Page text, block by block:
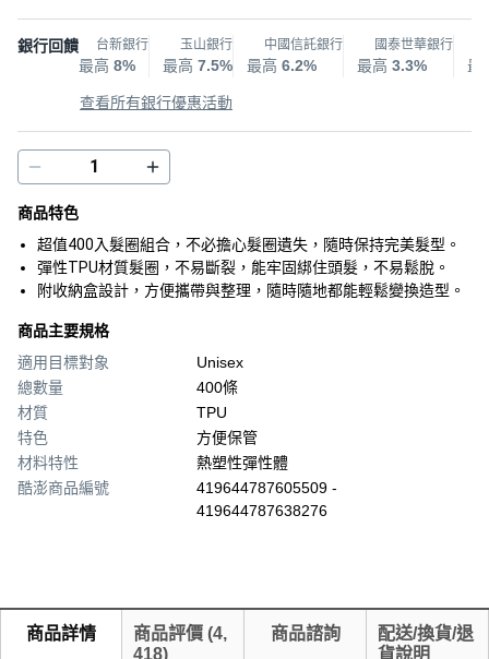
銀行回饋 台新銀行
最高 8%
玉山銀行
最高 7.5%
中國信託銀行
最高 6.2%
國泰世華銀行
最高 3.3% 最
查看所有銀行優惠活動
商品特色
超值400入髮圈組合，不必擔心髮圈遺失，隨時保持完美髮型。
彈性TPU材質髮圈，不易斷裂，能牢固綁住頭髮，不易鬆脫。
附收納盒設計，方便攜帶與整理，隨時隨地都能輕鬆變換造型。
商品主要規格
適用目標對象
Unisex
總數量
400條
材質
TPU
特色
方便保管
材料特性
熱塑性彈性體
酷澎商品編號
419644787605509 -
419644787638276
商品詳情 商品評價 (4,
418)
商品諮詢
配送/換貨/退
貨說明